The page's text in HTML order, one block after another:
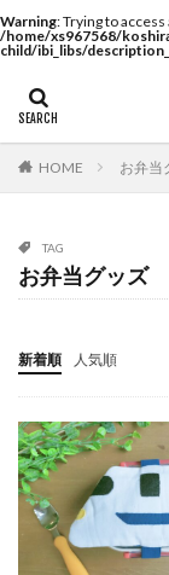
Warning: Trying to
/home/xs967568/
child/ibi_libs/
HOME お弁当
TAG
お弁当グッズ
新着順 人気順